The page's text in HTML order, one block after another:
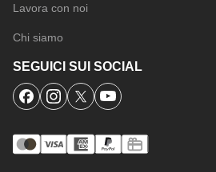
Lavora con noi
Chi siamo
SEGUICI SUI SOCIAL